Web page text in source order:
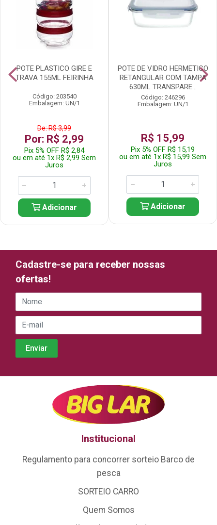
POTE PLASTICO GIRE E
TRAVA 155ML FEIRINHA
Código: 203540
Embalagem: UN/1
De: R$ 3,99
Por: R$ 2,99
Pix 5% OFF R$ 2,84
ou em até 1x R$ 2,99 Sem
Juros
Adicionar
POTE DE VIDRO HERMETICO
RETANGULAR COM TAMPA
630ML TRANSPARE...
Código: 246296
Embalagem: UN/1
R$ 15,99
Pix 5% OFF R$ 15,19
ou em até 1x R$ 15,99 Sem
Juros
Adicionar
Cadastre-se para receber nossas
ofertas!
Institucional
Regulamento para concorrer sorteio Barco de
pesca
SORTEIO CARRO
Quem Somos